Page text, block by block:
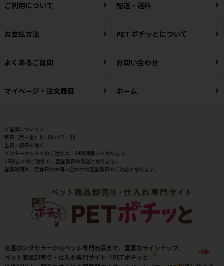
ご利用について 配送・送料
お支払方法 PET ポチッとについて
よくあるご質問 お問い合わせ
マイページ・注文履歴 ホーム
＜営業について＞
平日（月～金）9：00～17：00
土日・祝日を除く
インターネットでのご注文は、24時間承っております。
15時までのご注文で、翌営業日の発送となります。
営業時間外、定休日のお問い合わせは翌営業日のご対応となります。
定番ロングセラーからペット専門商品まで、豊富なラインナップ。
ペット商品卸売り・仕入れ専門サイト「PETポチッと」